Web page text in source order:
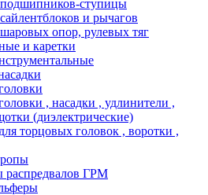
ступицы
и рычагов
опор, рулевых тяг
и каретки
, насадки , удлинители ,
(диэлектрические)
торцовых головок , воротки ,
распредвалов ГРМ